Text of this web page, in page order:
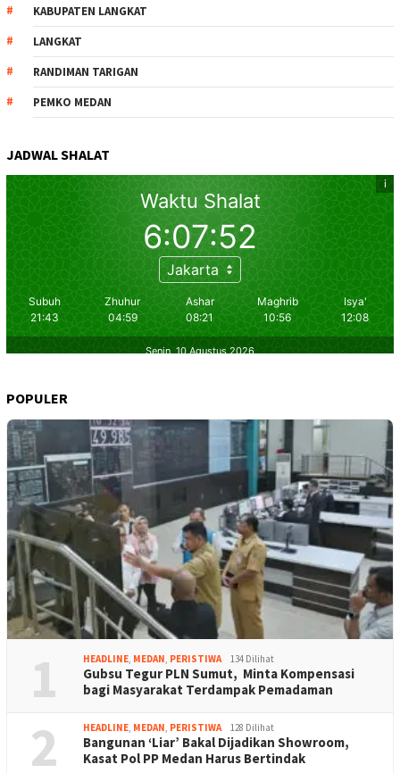
KABUPATEN LANGKAT
LANGKAT
RANDIMAN TARIGAN
PEMKO MEDAN
JADWAL SHALAT
POPULER
1 HEADLINE, MEDAN, PERISTIWA 134 Dilihat
Gubsu Tegur PLN Sumut, Minta Kompensasi
bagi Masyarakat Terdampak Pemadaman
2 HEADLINE, MEDAN, PERISTIWA 128 Dilihat
Bangunan ‘Liar’ Bakal Dijadikan Showroom,
Kasat Pol PP Medan Harus Bertindak